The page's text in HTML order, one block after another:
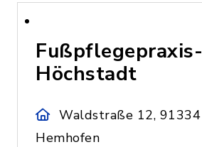
Fußpflegepraxis-
Höchstadt
Waldstraße 12, 91334
Hemhofen